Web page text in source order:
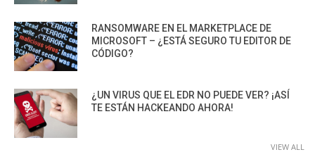
RANSOMWARE EN EL MARKETPLACE DE
MICROSOFT – ¿ESTÁ SEGURO TU EDITOR DE
CÓDIGO?
¿UN VIRUS QUE EL EDR NO PUEDE VER? ¡ASÍ
TE ESTÁN HACKEANDO AHORA!
VIEW ALL